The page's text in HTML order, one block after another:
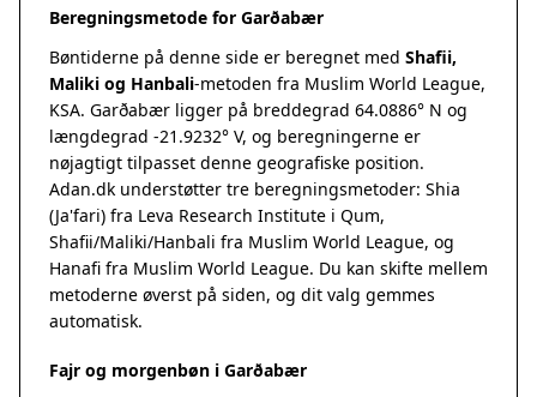
Beregningsmetode for Garðabær
Bøntiderne på denne side er beregnet med Shafii,
Maliki og Hanbali-metoden fra Muslim World League,
KSA. Garðabær ligger på breddegrad 64.0886° N og
længdegrad -21.9232° V, og beregningerne er
nøjagtigt tilpasset denne geografiske position.
Adan.dk understøtter tre beregningsmetoder: Shia
(Ja'fari) fra Leva Research Institute i Qum,
Shafii/Maliki/Hanbali fra Muslim World League, og
Hanafi fra Muslim World League. Du kan skifte mellem
metoderne øverst på siden, og dit valg gemmes
automatisk.
Fajr og morgenbøn i Garðabær